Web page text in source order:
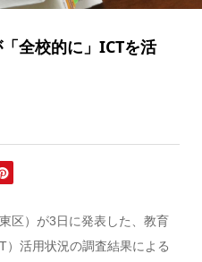
全校的に」ICTを活
区）が3日に発表した、教育
活用状況の調査結果による